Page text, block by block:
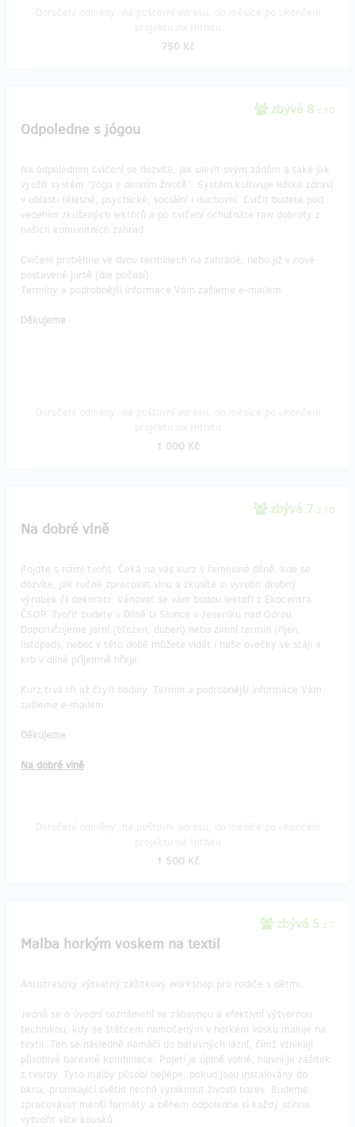
750 Kč
zbývá 8 z 10
Odpoledne s jógou
Na odpoledním cvičení se dozvíte, jak ulevit svým zádům a také jak
využít systém “Jóga v denním životě”. Systém kultivuje lidské zdraví
v oblasti tělesné, psychické, sociální i duchovní. Cvičit budete pod
vedením zkušených lektorů a po cvičení ochutnáte raw dobroty z
našich komunitních zahrad.
Cvičení proběhne ve dvou termínech na zahradě, nebo již v nově
postavené jurtě (dle počasí).
Termíny a podrobnější informace Vám zašleme e-mailem.
Děkujeme
1 000 Kč
zbývá 7 z 10
Na dobré vlně
Pojďte s námi tvořit. Čeká na vás kurz v řemeslné dílně, kde se
dozvíte, jak ručně zpracovat vlnu a zkusíte si vyrobit drobný
výrobek či dekoraci. Věnovat se vám budou lektoři z Ekocentra
ČSOP. Tvořit budete v Dílně U Slunce v Jeseníku nad Odrou.
Doporučujeme jarní (březen, duben) nebo zimní termín (říjen,
listopad), neboť v této době můžete vidět i naše ovečky ve stáji a
krb v dílně příjemně hřeje.
Kurz trvá tři až čtyři hodiny. Termín a podrobnější informace Vám
zašleme e-mailem.
Děkujeme
Na dobré vlně
1 500 Kč
zbývá 5 z 7
Malba horkým voskem na textil
Antistresový výtvarný zážitkový workshop pro rodiče s dětmi.
Jedná se o úvodní seznámení se zábavnou a efektivní výtvarnou
technikou, kdy se štětcem namočeným v horkém vosku maluje na
textil. Ten se následně namáčí do barevných lázní, čímž vznikají
působivé barevné kombinace. Pojetí je úplně volné, hlavní je zážitek
z tvorby. Tyto malby působí nejlépe, pokud jsou instalovány do
okna, pronikající světlo nechá vyniknout živosti barev. Budeme
zpracovávat menší formáty a během odpoledne si každý stihne
vytvořit více kousků.